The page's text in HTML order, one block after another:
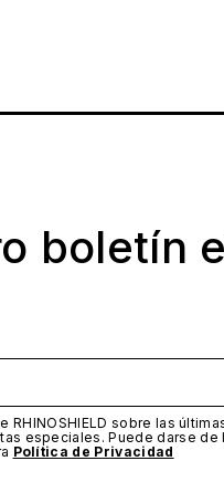
boletín
sobre las
especiales. Puede darse de
Política de Privacidad